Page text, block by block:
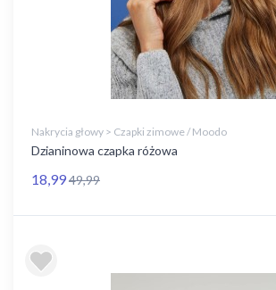
Nakrycia głowy > Czapki zimowe / Moodo
Dzianinowa czapka różowa
18,9949,99